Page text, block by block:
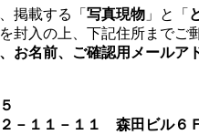
掲載する「 写真現物 」と「
を封入の上、下記住所までご
お名前、ご確認用メールア
－１１－１１ 森田ビル６